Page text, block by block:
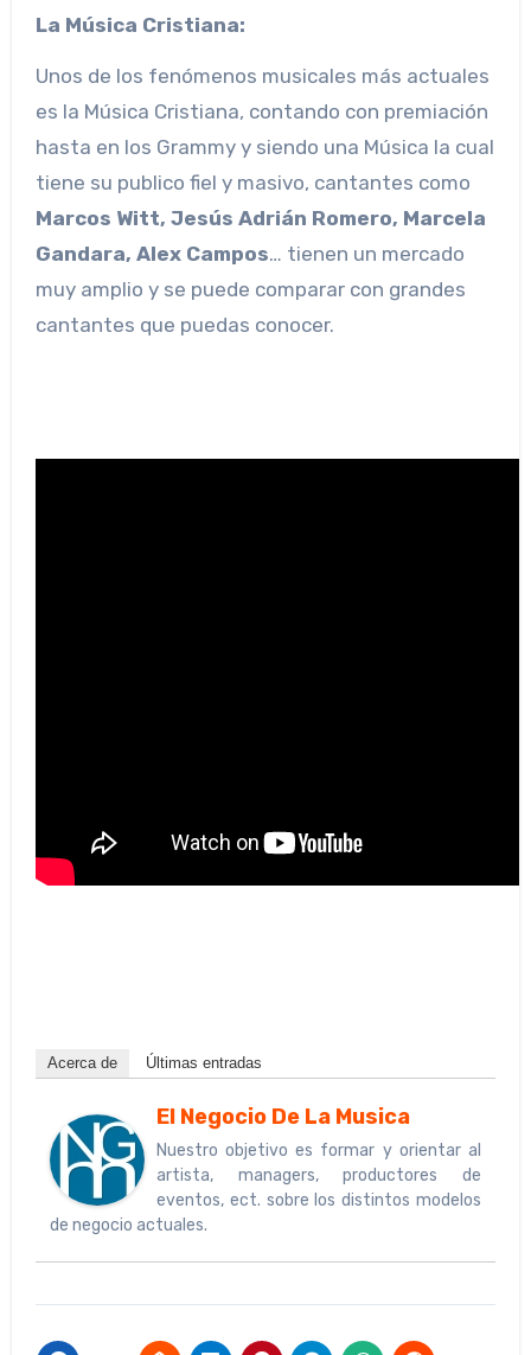
La Música Cristiana:
Unos de los fenómenos musicales más actuales
es la Música Cristiana, contando con premiación
hasta en los Grammy y siendo una Música la cual
tiene su publico fiel y masivo, cantantes como
Marcos Witt, Jesús Adrián Romero, Marcela
Gandara, Alex Campos… tienen un mercado
muy amplio y se puede comparar con grandes
cantantes que puedas conocer.
Acerca de Últimas entradas
El Negocio De La Musica
Nuestro objetivo es formar y orientar al
artista, managers, productores de
eventos, ect. sobre los distintos modelos
de negocio actuales.